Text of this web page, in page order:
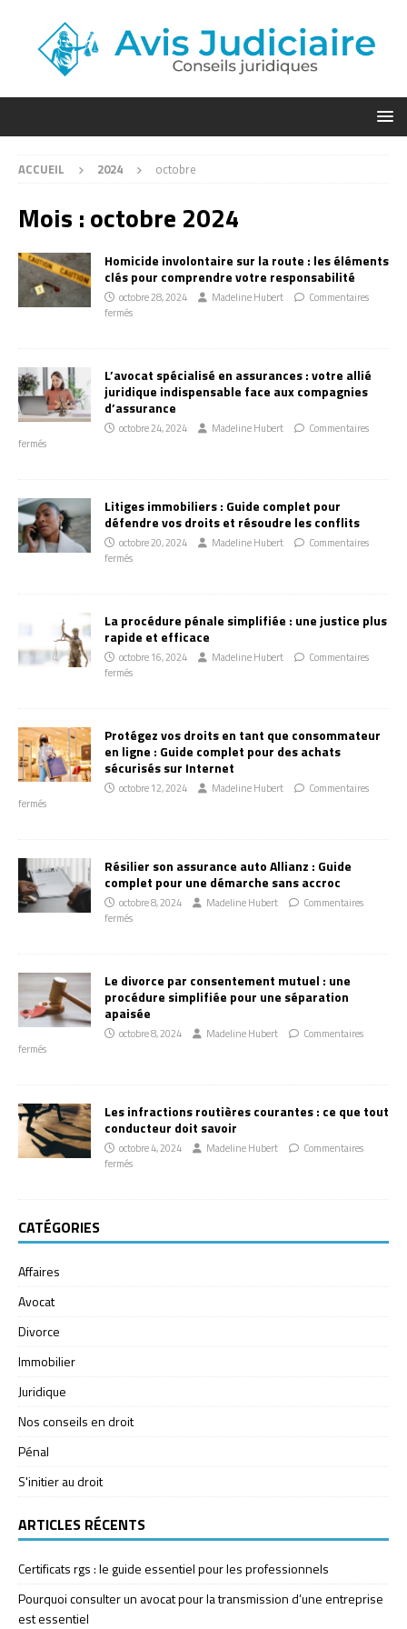
ACCUEIL 2024 octobre
Mois :octobre 2024
Homicide involontaire sur la route : les éléments
clés pour comprendre votre responsabilité
octobre 28, 2024 Madeline Hubert
Commentaires
fermés
L’avocat spécialisé en assurances : votre allié
juridique indispensable face aux compagnies
d’assurance
octobre 24, 2024 Madeline Hubert
Commentaires
fermés
Litiges immobiliers : Guide complet pour
défendre vos droits et résoudre les conflits
octobre 20, 2024 Madeline Hubert
Commentaires
fermés
La procédure pénale simplifiée : une justice plus
rapide et efficace
octobre 16, 2024 Madeline Hubert
Commentaires
fermés
Protégez vos droits en tant que consommateur
en ligne : Guide complet pour des achats
sécurisés sur Internet
octobre 12, 2024 Madeline Hubert
Commentaires
fermés
Résilier son assurance auto Allianz : Guide
complet pour une démarche sans accroc
octobre 8, 2024 Madeline Hubert
Commentaires
fermés
Le divorce par consentement mutuel : une
procédure simplifiée pour une séparation
apaisée
octobre 8, 2024 Madeline Hubert
Commentaires
fermés
Les infractions routières courantes : ce que tout
conducteur doit savoir
octobre 4, 2024 Madeline Hubert
Commentaires
fermés
CATÉGORIES
Affaires
Avocat
Divorce
Immobilier
Juridique
Nos conseils en droit
Pénal
S'initier au droit
ARTICLES RÉCENTS
Certificats rgs : le guide essentiel pour les professionnels
Pourquoi consulter un avocat pour la transmission d’une entreprise
est essentiel